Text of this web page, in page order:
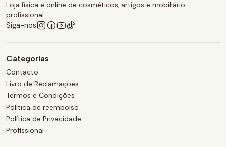
Loja física e online de cosméticos, artigos e mobiliário
profissional.
Siga-nos
Categorias
Contacto
Livro de Reclamações
Termos e Condições
Politica de reembolso
Política de Privacidade
Profissional